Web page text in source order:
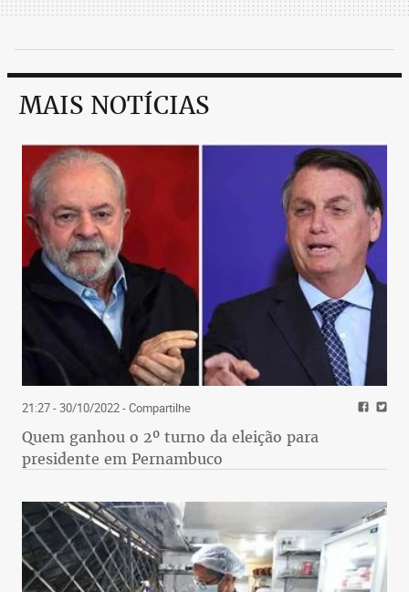
MAIS NOTÍCIAS
21:27 - 30/10/2022- Compartilhe
Quem ganhou o 2º turno da eleição para
presidente em Pernambuco